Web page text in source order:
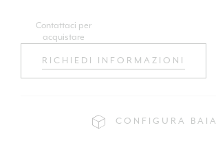
Contattaci per
acquistare
RICHIEDI INFORMAZIONI
CONFIGURA BAIA